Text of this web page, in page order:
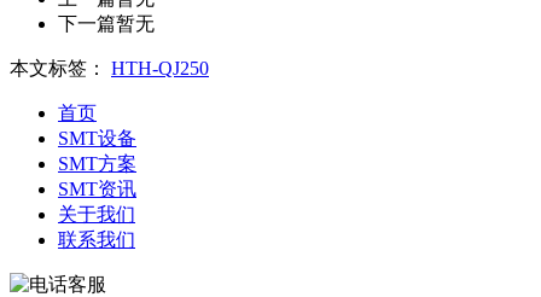
下一篇暂无
本文标签： HTH-QJ250
首页
SMT设备
SMT方案
SMT资讯
关于我们
联系我们